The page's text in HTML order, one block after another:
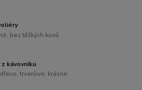
bez těžkých kovů
kávovníku
trvanlivé, krásné